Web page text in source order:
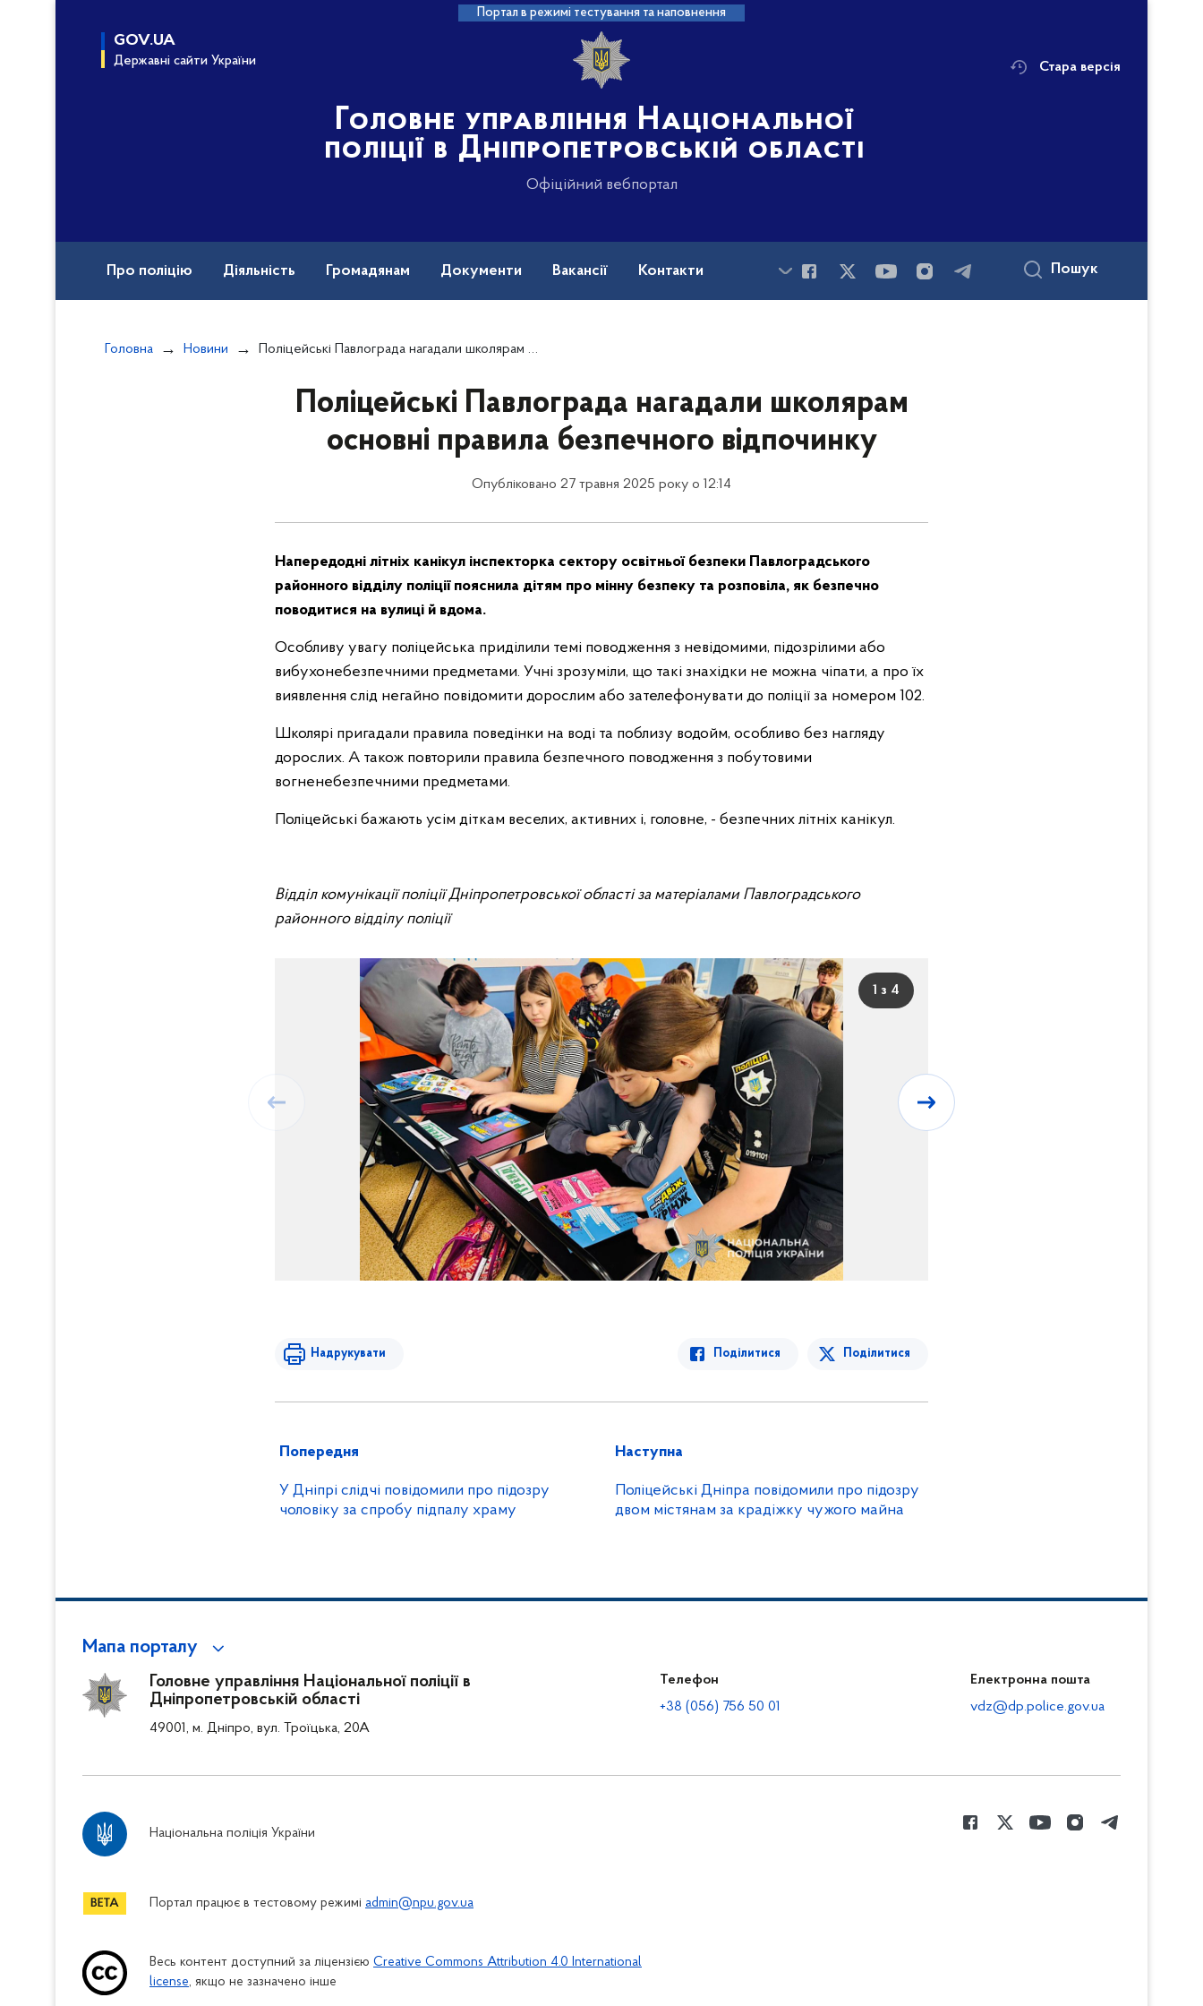
Портал в режимі тестування та наповнення
GOV.UA
Державні сайти України
Головне управління Національної
поліції в Дніпропетровській області
Офіційний вебпортал
Стара версія
Про поліцію Діяльність Громадянам Документи Вакансії Контакти Пошук
Головна Новини Поліцейські Павлограда нагадали школярам основні правила безпечного відпочинку
Поліцейські Павлограда нагадали школярам
основні правила безпечного відпочинку
Опубліковано 27 травня 2025 року о 12:14
Напередодні літніх канікул інспекторка сектору освітньої безпеки Павлоградського
районного відділу поліції пояснила дітям про мінну безпеку та розповіла, як безпечно
поводитися на вулиці й вдома.
Особливу увагу поліцейська приділили темі поводження з невідомими, підозрілими або
вибухонебезпечними предметами. Учні зрозуміли, що такі знахідки не можна чіпати, а про їх
виявлення слід негайно повідомити дорослим або зателефонувати до поліції за номером 102.
Школярі пригадали правила поведінки на воді та поблизу водойм, особливо без нагляду
дорослих. А також повторили правила безпечного поводження з побутовими
вогненебезпечними предметами.
Поліцейські бажають усім діткам веселих, активних і, головне, - безпечних літніх канікул.
Відділ комунікації поліції Дніпропетровської області за матеріалами Павлоградського
районного відділу поліції
1 з 4
Надрукувати Поділитися Поділитися
Попередня
У Дніпрі слідчі повідомили про підозру
чоловіку за спробу підпалу храму
Наступна
Поліцейські Дніпра повідомили про підозру
двом містянам за крадіжку чужого майна
Мапа порталу
Головне управління Національної поліції в
Дніпропетровській області
49001, м. Дніпро, вул. Троїцька, 20А
Телефон
+38 (056) 756 50 01
Електронна пошта
vdz@dp.police.gov.ua
Національна поліція України
Портал працює в тестовому режимі admin@npu.gov.ua
Весь контент доступний за ліцензією Creative Commons Attribution 4.0 International
license, якщо не зазначено інше